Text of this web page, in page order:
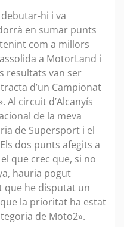
hi i va
en sumar punts
com a millors
a MotorLand i
resultats van ser
d’un Campionat
Al circuit d’Alcanyís
de la meva
de Supersport i el
dos punts afegits a
que crec que, si no
hauria pogut
que he disputat un
la prioritat ha estat
de Moto2».